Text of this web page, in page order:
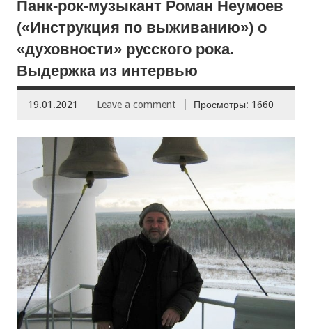
Панк-рок-музыкант Роман Неумоев
(«Инструкция по выживанию») о
«духовности» русского рока.
Выдержка из интервью
19.01.2021 Leave a comment Просмотры: 1660